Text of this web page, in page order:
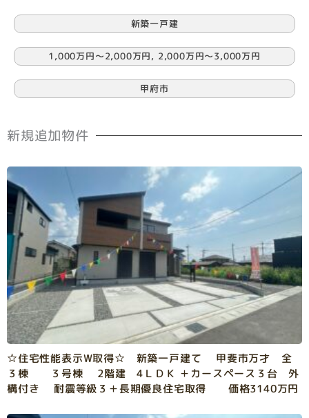
新築一戸建
1,000万円〜2,000万円, 2,000万円〜3,000万円
甲府市
新規追加物件
☆住宅性能表示W取得☆ 新築一戸建て 甲斐市万才 全
３棟 ３号棟 2階建 4ＬＤＫ ＋カースペース３台 外
構付き 耐震等級３＋長期優良住宅取得 価格3140万円